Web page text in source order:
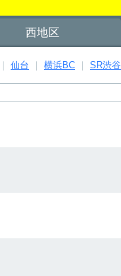
西地区
仙台 横浜BC SR渋谷